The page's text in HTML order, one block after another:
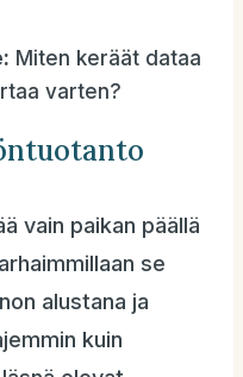
Miten keräät dataa
varten?
vain paikan päällä
se
alustana ja
kuin